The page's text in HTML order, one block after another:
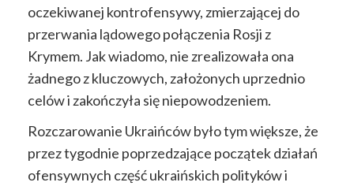
oczekiwanej kontrofensywy, zmierzającej do
przerwania lądowego połączenia Rosji z
Krymem. Jak wiadomo, nie zrealizowała ona
żadnego z kluczowych, założonych uprzednio
celów i zakończyła się niepowodzeniem.
Rozczarowanie Ukraińców było tym większe, że
przez tygodnie poprzedzające początek działań
ofensywnych część ukraińskich polityków i